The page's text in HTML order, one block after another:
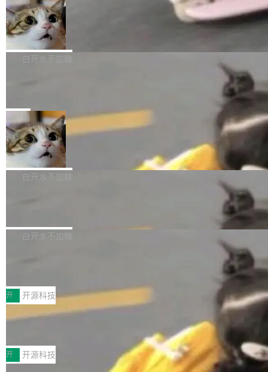
l 迁移或唤醒时，新宿主从 S3 恢复 SQLite 数据
库继续执行。存储库是持久化的唯一真相...
te 17 Pro、OPPO K15，要么是vivo X300 E这
样的次旗舰。 Galaxy Z Fold8 Ultra / Z Fold8 /
Z Flip8三款折叠屏新机均在7月22日发布，且全
部搭载骁龙8 Elite Gen5 for Galaxy，它们本该
本控制系统。目前处于 Early Access 阶段。 De
ltaDB 的核心思路直接写在 landing page 最显
眼的位置：「Software is made between com
mits」——软件是在 commit 之间写出来的。git
是把这段空隙补上。 回退到任何一次编辑：Delt
aDB 捕获 commit 之间的每一次操作，...
SpaceXAI 单季资本开支达 183 亿美元
根据风险投资人Tomer Tunguz 博客（VC 分
析）披露的最新分析与第二季度业绩报告，Spac
微软同期总资本开支的四成。 与亚马逊、Alpha
bet、微软以及 Meta 等传统科技巨头相比，Spa
ceXAI的资金消耗速度尤为引人瞩目。然而，支
撑庞大支出的资金来源却呈现出截然不同的面
貌。数据显示，微软和 Meta 主要依托充沛的经
白开水不加糖
一个在终端里运行的编程 agent；Muse Spark
1.2，驱动这个 agent 的新模型。一句话概括：
你可以用 curl -fsSL https://dev.meta.ai/install.
sh | bash 安装一个能在大项目里自动规划、写
代码、验证结果的 AI 终端工具。 据介绍，Muse
个主 agent 循环，外加一组后台 agent。这些后
局
美团开源 LoHoSearch，用知识图谱校
准 AI 能力认知
机器出题的前提，是让机器拥有全局视野。整个
构建流程可以分为四个环节：建图 → 控制难度
白开水不加糖
库，并将作为transport接入Mooncake TENT。
MPComm将作为一种传输引擎接入Mooncake T
ENT，实现零拷贝传输性能提升30%、非零拷贝
传输性能最高提升5倍。UCL-MPComm底层基
于自研UCL-Engine通信引擎，后续腾讯网平将
持续开源更多基于UCL-Engine的高性能通信组
件。 腾讯网平团队在UCL-MPComm中实现了一
白开水不加糖
型案例入选名单》，深信服“面向企业研发场景的
开源 AI 编程平台 CoStrict 应用”凭借卓越的技术
创新与落地成效成功入选。 全链路私有化部署，
助力企业AI研发安全落地 当前，越来越多企业已
经开始引入 AI Coding 工具，通过调用公有云模
型或企业内部部署模型提升研发效率。但随着 AI
开 开源科技
深信服AI算力网关入选工信部人工智能
前不久，工业和信息化部正式发布《2025年人工
智能应用典型案例名单》，集中展示人工智能在
各领域的应用成果，覆盖技术底座、行业赋能、
开 开源科技